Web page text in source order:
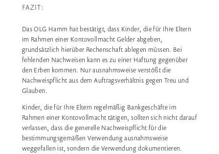
FAZIT:
Das OLG Hamm hat bestätigt, dass Kinder, die für Ihre Eltern
im Rahmen einer Kontovollmacht Gelder abgeben,
grundsätzlich hierüber Rechenschaft ablegen müssen. Bei
fehlenden Nachweisen kann es zu einer Haftung gegenüber
den Erben kommen. Nur ausnahmsweise verstößt die
Nachweispflicht aus dem Auftragsverhältnis gegen Treu und
Glauben.
Kinder, die für Ihre Eltern regelmäßig Bankgeschäfte im
Rahmen einer Kontovollmacht tätigen, sollten sich nicht darauf
verlassen, dass die generelle Nachweispflicht für die
bestimmungsgemäßen Verwendung ausnahmsweise
weggefallen ist, sondern die Verwendung dokumentieren.